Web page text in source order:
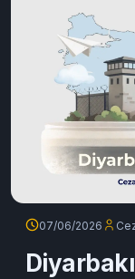
07/06/2026